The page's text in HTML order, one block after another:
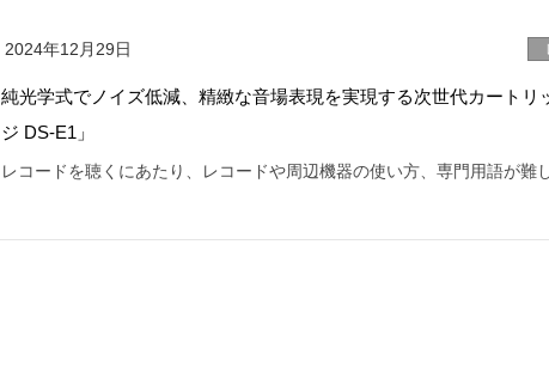
2024年12月29日
純光学式でノイズ低減、精緻な音場表現を実現する次世代カートリ
ジ DS-E1」
レコードを聴くにあたり、レコードや周辺機器の使い方、専門用語が難